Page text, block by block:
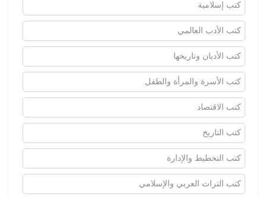
كتب إسلامية
كتب الأدب العالمي
كتب الأديان وتاريخها
كتب الأسرة والمرأة والطفل
كتب الاقتصاد
كتب التاريخ
كتب التخطيط والإدارة
كتب التراث العربي والإسلامي